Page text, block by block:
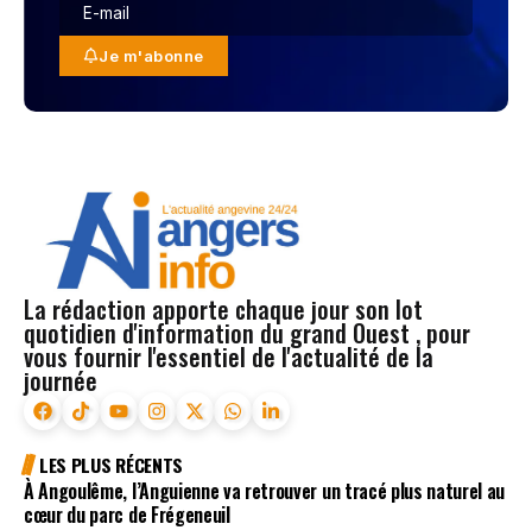
Je m'abonne
La rédaction apporte chaque jour son lot
quotidien d'information du grand Ouest , pour
vous fournir l'essentiel de l'actualité de la
journée
LES PLUS RÉCENTS
À Angoulême, l’Anguienne va retrouver un tracé plus naturel au
cœur du parc de Frégeneuil